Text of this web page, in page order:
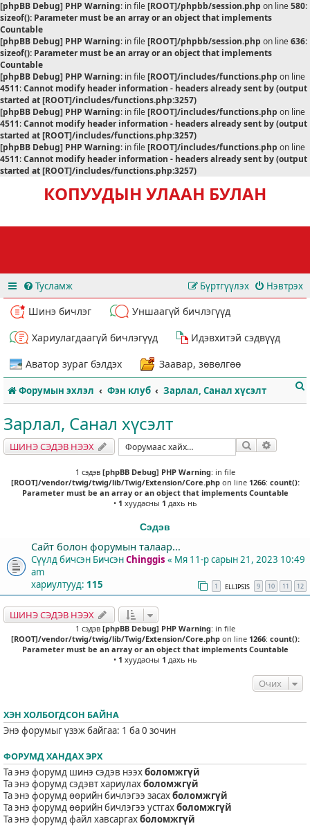
[phpBB Debug] PHP Warning: in file[ROOT]/phpbb/session.php on line580:
sizeof(): Parameter must be an array or an object that implements
Countable
[phpBB Debug] PHP Warning: in file[ROOT]/phpbb/session.php on line636:
sizeof(): Parameter must be an array or an object that implements
Countable
[phpBB Debug] PHP Warning: in file[ROOT]/includes/functions.php on line
4511:Cannot modify header information - headers already sent by (output
started at [ROOT]/includes/functions.php:3257)
[phpBB Debug] PHP Warning: in file[ROOT]/includes/functions.php on line
4511:Cannot modify header information - headers already sent by (output
started at [ROOT]/includes/functions.php:3257)
[phpBB Debug] PHP Warning: in file[ROOT]/includes/functions.php on line
4511:Cannot modify header information - headers already sent by (output
started at [ROOT]/includes/functions.php:3257)
КОПУУДЫН УЛААН БУЛАН
Тусламж Нэвтрэх
Бүртгүүлэх
Шинэ бичлэг
Уншаагүй бичлэгүүд
Хариулагдаагүй бичлэгүүд
Идэвхитэй сэдвүүд
Аватор зураг бэлдэх
Заавар, зөвөлгөө
Форумын эхлэл Фэн клуб Зарлал, Санал хүсэлт
Зарлал, Санал хүсэлт
ШИНЭ СЭДЭВ НЭЭХ Хайлт
1 сэдэв [phpBB Debug] PHP Warning: in file
[ROOT]/vendor/twig/twig/lib/Twig/Extension/Core.phpon line 1266: count():
Parameter must be an array or an object that implements Countable
• 1 хуудасны 1 дахь нь
Сэдэв
Сайт болон форумын талаар...
Сүүлд бичсэн БичсэнChinggis « Мя 11-р сарын 21, 2023 10:49
am
хариултууд: 115 1 ELLIPSIS 9 10 11 12
ШИНЭ СЭДЭВ НЭЭХ
1 сэдэв [phpBB Debug] PHP Warning: in file
[ROOT]/vendor/twig/twig/lib/Twig/Extension/Core.phpon line 1266: count():
Parameter must be an array or an object that implements Countable
• 1 хуудасны 1 дахь нь
Очих
ХЭН ХОЛБОГДСОН БАЙНА
Энэ форумыг үзэж байгаа: 1 ба 0 зочин
ФОРУМД ХАНДАХ ЭРХ
Та энэ форумд шинэ сэдэв нээхболомжгүй
Та энэ форумд сэдэвт хариулахболомжгүй
Та энэ форумд өөрийн бичлэгээ засахболомжгүй
Та энэ форумд өөрийн бичлэгээ устгахболомжгүй
Та энэ форумд файл хавсаргахболомжгүй